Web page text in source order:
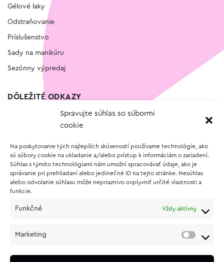
Spravujte súhlas so súbormi
cookie
Na poskytovanie tých najlepších skúseností používame technológie, ako
sú súbory cookie na ukladanie a/alebo prístup k informáciám o zariadení.
Súhlas s týmito technológiami nám umožní spracovávať údaje, ako je
správanie pri prehliadaní alebo jedinečné ID na tejto stránke. Nesúhlas
alebo odvolanie súhlasu môže nepriaznivo ovplyvniť určité vlastnosti a
funkcie.
Funkčné Vždy aktívny
Marketing
Gélové laky
Odstraňovanie
Príslušenstvo
Sady na manikúru
Sezónny výpredaj
DÔLEŽITÉ ODKAZY
Vernostný program
O NÁKUPE
Vrátenie a reklamácia tovaru